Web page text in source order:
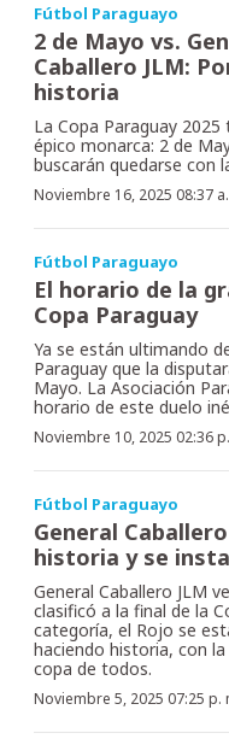
Fútbol Paraguayo
2 de Mayo vs.
Caballero JLM:
historia
La Copa Paraguay
épico monarca: 2 de
buscarán quedarse con
Noviembre 16, 2025 08:37
Fútbol Paraguayo
El horario de la
Copa Paraguay
Ya se están ultimando
Paraguay que la
Mayo. La Asociación
horario de este duelo
Noviembre 10, 2025 02:36
Fútbol Paraguayo
General
historia y se
General Caballero JLM
clasificó a la final de la
categoría, el Rojo se
haciendo historia, con
copa de todos.
Noviembre 5, 2025 07:25 p.